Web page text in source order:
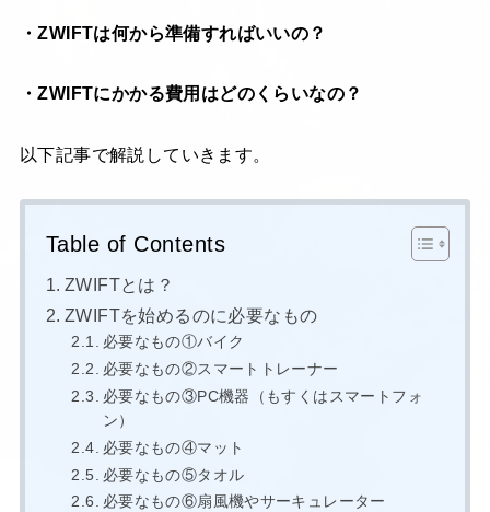
・ZWIFTは何から準備すればいいの？
・ZWIFTにかかる費用はどのくらいなの？
以下記事で解説していきます。
Table of Contents
ZWIFTとは？
ZWIFTを始めるのに必要なもの
必要なもの①バイク
必要なもの②スマートトレーナー
必要なもの③PC機器（もすくはスマートフォ
ン）
必要なもの④マット
必要なもの⑤タオル
必要なもの⑥扇風機やサーキュレーター